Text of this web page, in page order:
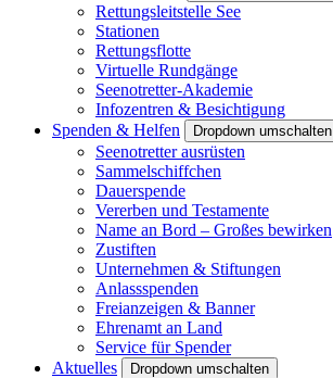
Rettungsleitstelle See
Stationen
Rettungsflotte
Virtuelle Rundgänge
Seenotretter-Akademie
Infozentren & Besichtigung
Spenden & Helfen
Dropdown umschalten
Seenotretter ausrüsten
Sammelschiffchen
Dauerspende
Vererben und Testamente
Name an Bord – Großes bewirken
Zustiften
Unternehmen & Stiftungen
Anlassspenden
Freianzeigen & Banner
Ehrenamt an Land
Service für Spender
Aktuelles
Dropdown umschalten